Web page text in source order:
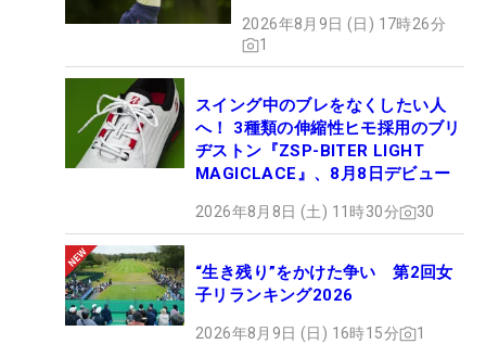
2026年8月9日 (日) 17時26分
1
スイング中のブレをなくしたい人
へ！ 3種類の伸縮性ヒモ採用のブリ
ヂストン『ZSP-BITER LIGHT
MAGICLACE』、8月8日デビュー
2026年8月8日 (土) 11時30分 30
“生き残り”をかけた争い 第2回女
子リランキング2026
2026年8月9日 (日) 16時15分 1